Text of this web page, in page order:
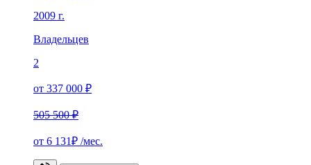
2009 г.
Владельцев
2
от 337 000 ₽
505 500 ₽
от 6 131₽ /мес.